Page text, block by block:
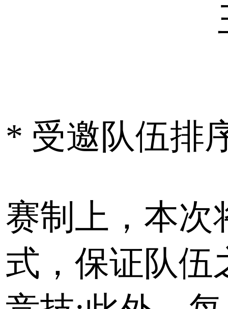
* 受邀队伍排
赛制上，本次
式，保证队伍